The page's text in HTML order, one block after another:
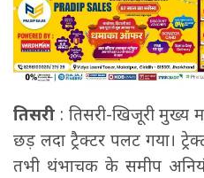
तिसरी : तिसरी-खिजूरी मुख्य
छड़ लदा ट्रैक्टर पलट गया।
तभी थंभाचक के समीप